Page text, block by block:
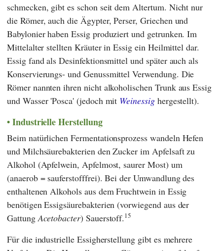
schmecken, gibt es schon seit dem Altertum. Nicht nur
die Römer, auch die Ägypter, Perser, Griechen und
Babylonier haben Essig produziert und getrunken. Im
Mittelalter stellten Kräuter in Essig ein Heilmittel dar.
Essig fand als Desinfektionsmittel und später auch als
Konservierungs- und Genussmittel Verwendung. Die
Römer nannten ihren nicht alkoholischen Trunk aus Essig
und Wasser 'Posca' (jedoch mit Weinessighergestellt).
Industrielle Herstellung
Beim natürlichen Fermentationsprozess wandeln Hefen
und Milchsäurebakterien den Zucker im Apfelsaft zu
Alkohol (Apfelwein, Apfelmost, saurer Most) um
(anaerob = sauferstofffrei). Bei der Umwandlung des
enthaltenen Alkohols aus dem Fruchtwein in Essig
benötigen Essigsäurebakterien (vorwiegend aus der
GattungAcetobacter) Sauerstoff.15
Für die industrielle Essigherstellung gibt es mehrere